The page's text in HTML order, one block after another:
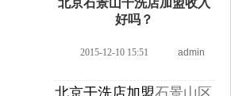
北京石景山干洗店加盟收入
好吗？
2015-12-10 15:51 admin